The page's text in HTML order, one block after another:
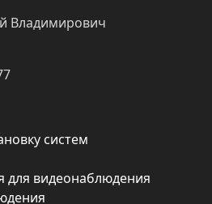
Владимирович
систем
для видеонаблюдения